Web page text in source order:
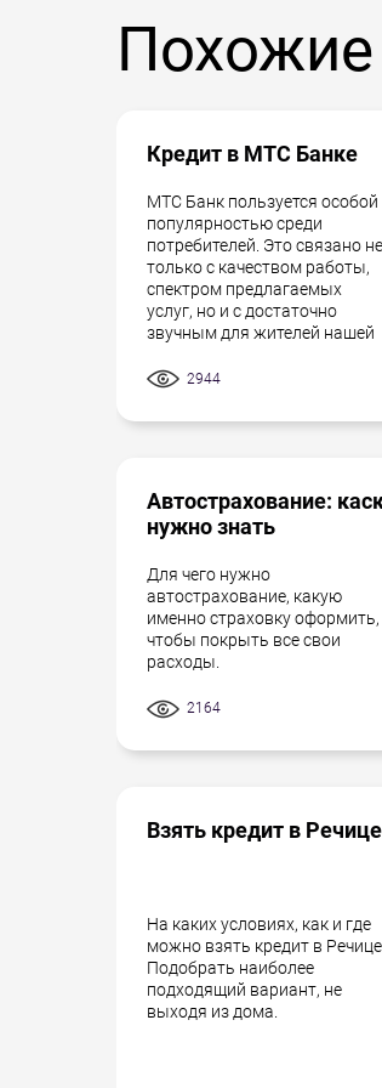
Кредит в МТС Банке
МТС Банк пользуется особой
популярностью среди
потребителей. Это связано не
только с качеством работы,
спектром предлагаемых
услуг, но и с достаточно
звучным для жителей нашей
2944
Автострахование:
нужно знать
Для чего нужно
автострахование, какую
именно страховку оформить,
чтобы покрыть все свои
расходы.
2164
Взять кредит в Речице
На каких условиях, как и где
можно взять кредит в Речице.
Подобрать наиболее
подходящий вариант, не
выходя из дома.